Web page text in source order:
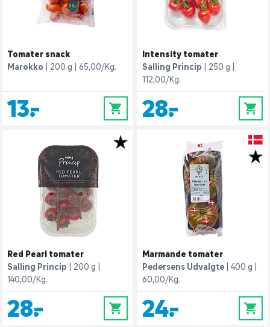
Tomater snack
Marokko
200 g 65,00/Kg.
13,- 0
Intensity tomater
Salling Princip
250 g
112,00/Kg.
28,- 0
Red Pearl tomater
Salling Princip
200 g
140,00/Kg.
28,- 0
Marmande tomater
Pedersens Udvalgte
400 g
60,00/Kg.
24,- 0